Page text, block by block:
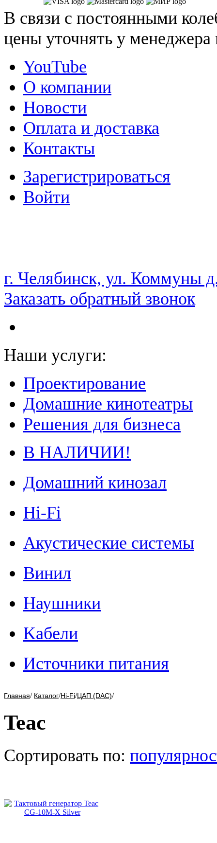
В связи с постоянными
цены уточнять у
YouTube
О компании
Новости
Оплата и доставка
Контакты
Зарегистрироваться
Войти
НАМ ДОВЕРЯЮТ С 2003 ГОДА
г. Челябинск, ул. Коммуны
Заказать обратный звонок
Наши услуги:
Проектирование
Домашние кинотеатры
Решения для бизнеса
В НАЛИЧИИ!
Домашний кинозал
Hi-Fi
Акустические системы
Винил
Наушники
Kабели
Источники питания
Главная/ Каталог/Hi-Fi/ЦАП (DAC)/
Teac
Сортировать по: